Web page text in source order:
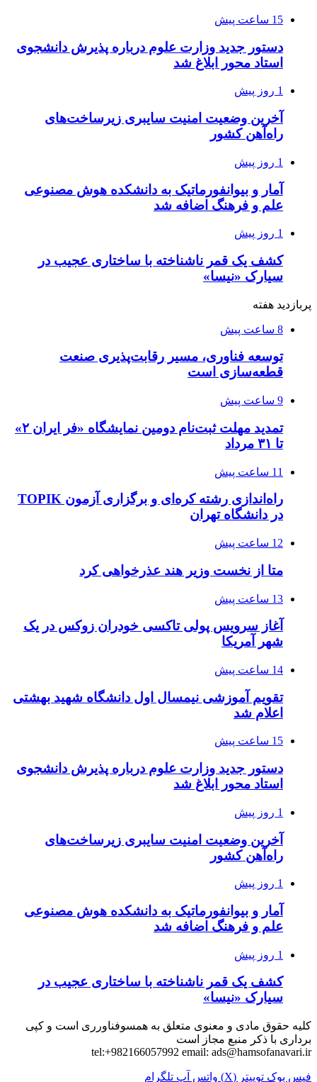
15 ساعت پیش
دستور جدید وزارت علوم درباره پذیرش دانشجوی
استاد محور ابلاغ شد
1 روز پیش
آخرین وضعیت امنیت سایبری زیرساخت‌های
راه‌آهن کشور
1 روز پیش
آمار و بیوانفورماتیک به دانشکده هوش مصنوعی
علم و فرهنگ اضافه شد
1 روز پیش
کشف یک قمر ناشناخته با ساختاری عجیب در
سیارک «نیسا»
پربازدید هفته
8 ساعت پیش
توسعه فناوری، مسیر رقابت‌پذیری صنعت
قطعه‌سازی است
9 ساعت پیش
تمدید مهلت ثبت‌نام دومین نمایشگاه «فر ایران ۲»
تا ۳۱ مرداد
11 ساعت پیش
راه‌اندازی رشته کره‌ای و برگزاری آزمون TOPIK
در دانشگاه تهران
12 ساعت پیش
متا از نخست وزیر هند عذرخواهی کرد
13 ساعت پیش
آغاز سرویس پولی تاکسی خودران زوکس در یک
شهر آمریکا
14 ساعت پیش
تقویم آموزشی نیمسال اول دانشگاه شهید بهشتی
اعلام شد
15 ساعت پیش
دستور جدید وزارت علوم درباره پذیرش دانشجوی
استاد محور ابلاغ شد
1 روز پیش
آخرین وضعیت امنیت سایبری زیرساخت‌های
راه‌آهن کشور
1 روز پیش
آمار و بیوانفورماتیک به دانشکده هوش مصنوعی
علم و فرهنگ اضافه شد
1 روز پیش
کشف یک قمر ناشناخته با ساختاری عجیب در
سیارک «نیسا»
کلیه حقوق مادی و معنوی متعلق به همسوفناورری است و کپی
برداری با ذکر منبع مجاز است
tel:+982166057992 email: ads@hamsofanavari.ir
فیس بوک توییتر (X) واتس آپ تلگرام